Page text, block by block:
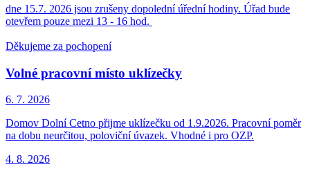
dne 15.7. 2026 jsou zrušeny dopolední úřední hodiny. Úřad bude
otevřem pouze mezi 13 - 16 hod.
Děkujeme za pochopení
Volné pracovní místo uklízečky
6. 7. 2026
Domov Dolní Cetno přijme uklízečku od 1.9.2026. Pracovní poměr
na dobu neurčitou, poloviční úvazek. Vhodné i pro OZP.
4. 8. 2026